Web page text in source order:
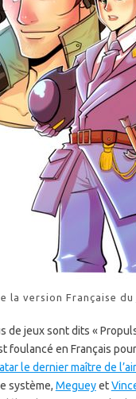
la version Française
de jeux sont dits «
foulancé en Français
le dernier maître de l’air
système, Megueyet